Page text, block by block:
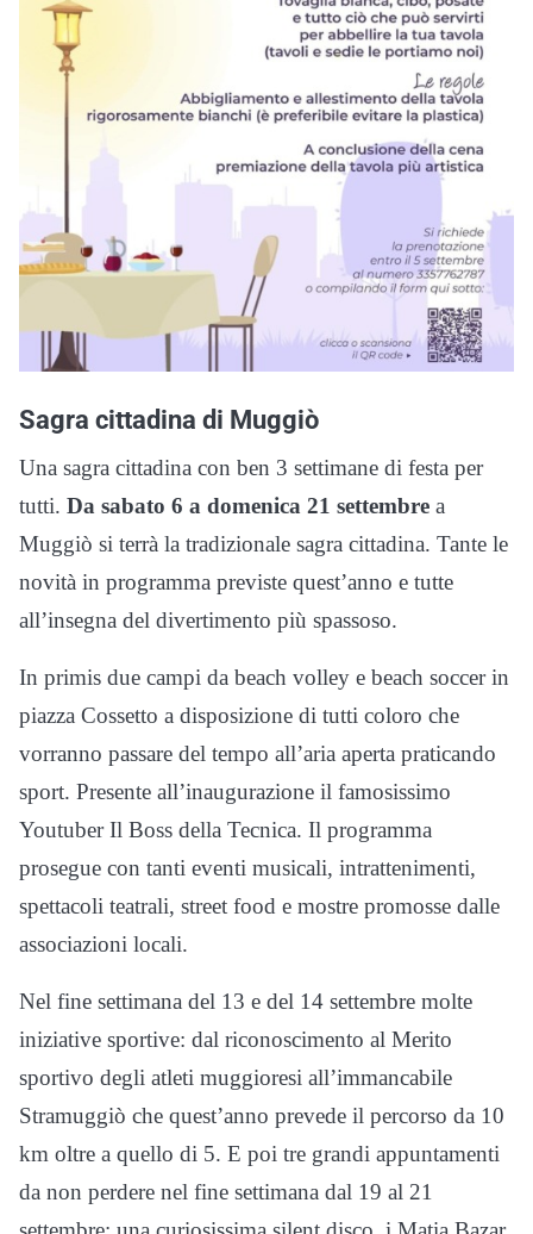
Sagra cittadina di Muggiò
Una sagra cittadina con ben 3 settimane di festa per
tutti. Da sabato 6 a domenica 21 settembre a
Muggiò si terrà la tradizionale sagra cittadina. Tante le
novità in programma previste quest’anno e tutte
all’insegna del divertimento più spassoso.
In primis due campi da beach volley e beach soccer in
piazza Cossetto a disposizione di tutti coloro che
vorranno passare del tempo all’aria aperta praticando
sport. Presente all’inaugurazione il famosissimo
Youtuber Il Boss della Tecnica. Il programma
prosegue con tanti eventi musicali, intrattenimenti,
spettacoli teatrali, street food e mostre promosse dalle
associazioni locali.
Nel fine settimana del 13 e del 14 settembre molte
iniziative sportive: dal riconoscimento al Merito
sportivo degli atleti muggioresi all’immancabile
Stramuggiò che quest’anno prevede il percorso da 10
km oltre a quello di 5. E poi tre grandi appuntamenti
da non perdere nel fine settimana dal 19 al 21